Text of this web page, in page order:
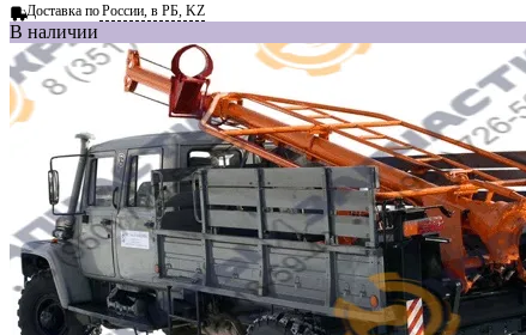
Доставка поРоссии, в РБ, KZ
В наличии